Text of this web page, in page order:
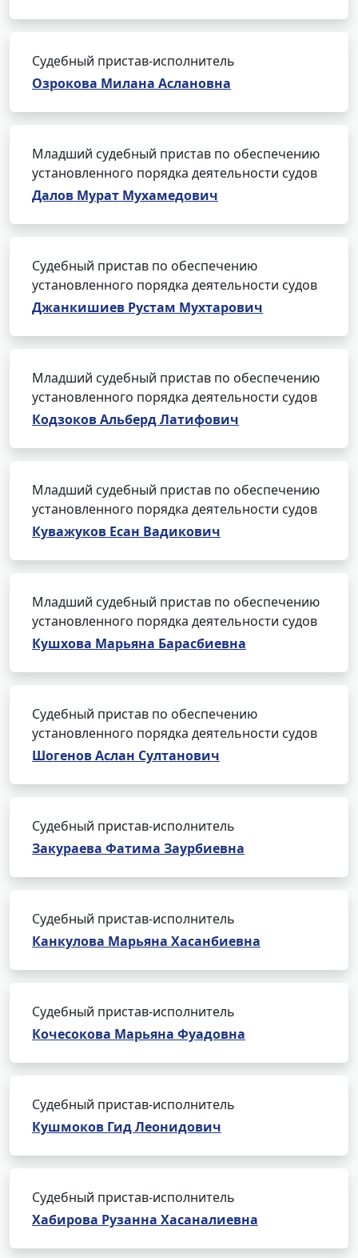
Судебный пристав-исполнитель
Озрокова Милана Аслановна
Младший судебный пристав по обеспечению
установленного порядка деятельности судов
Далов Мурат Мухамедович
Судебный пристав по обеспечению
установленного порядка деятельности судов
Джанкишиев Рустам Мухтарович
Младший судебный пристав по обеспечению
установленного порядка деятельности судов
Кодзоков Альберд Латифович
Младший судебный пристав по обеспечению
установленного порядка деятельности судов
Куважуков Есан Вадикович
Младший судебный пристав по обеспечению
установленного порядка деятельности судов
Кушхова Марьяна Барасбиевна
Судебный пристав по обеспечению
установленного порядка деятельности судов
Шогенов Аслан Султанович
Судебный пристав-исполнитель
Закураева Фатима Заурбиевна
Судебный пристав-исполнитель
Канкулова Марьяна Хасанбиевна
Судебный пристав-исполнитель
Кочесокова Марьяна Фуадовна
Судебный пристав-исполнитель
Кушмоков Гид Леонидович
Судебный пристав-исполнитель
Хабирова Рузанна Хасаналиевна